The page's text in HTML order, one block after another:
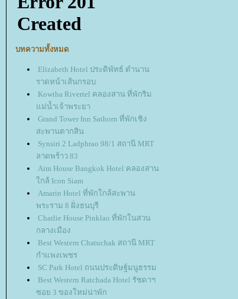
บทความทั้งหมด
Elizabeth Hotel ประดิพัทธ์ ตำนาน
ราดหน้าเส้นกรอบ
Kowtha Rivertel คลองสาน ที่พักริม
ม่น้ำเจ้าพระยา
Grand Tower Inn Sathorn ที่พักเชิง
สะพานตากสิน
Synsiri 2 Ladphrao 98/1 สถานี MRT
ลาดพร้าว 83
Aim House Bangkok Hotel คลองสาน
กล้ Icon Siam
Amarin Hotel ที่พักใกล้สะพาน
พระราม 8 ฝั่งธนบุรี
Charlie House Pinklao ที่พักในสวน
กลางเมือง
Best Western Chatuchak สถานี MRT
กำแพงเพชร
SC Park Hotel ถนนประดิษฐ์มนูธรรม
Best Western Ratchada Hotel รัชดาฯ
ซอย 3 ของใหม่น่าพัก